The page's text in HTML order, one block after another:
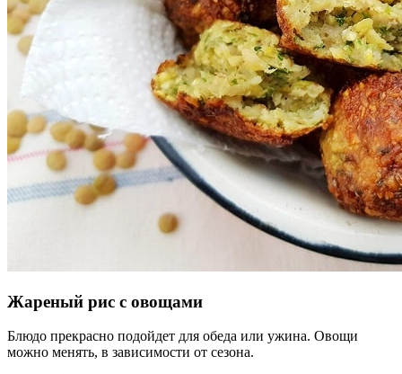
Жареный рис с овощами
Блюдо прекрасно подойдет для обеда или ужина. Овощи
можно менять, в зависимости от сезона.